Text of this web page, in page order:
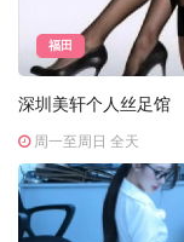
福田
深圳美轩个人丝足馆
周一至周日 全天